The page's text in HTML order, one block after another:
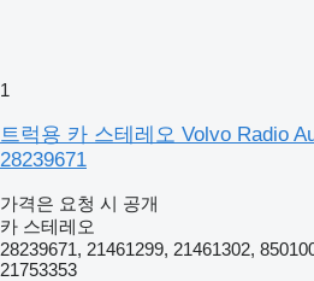
1
트럭용 카 스테레오 Volvo Radio
28239671
가격은 요청 시 공개
카 스테레오
28239671, 21461299, 21461302,
21753353